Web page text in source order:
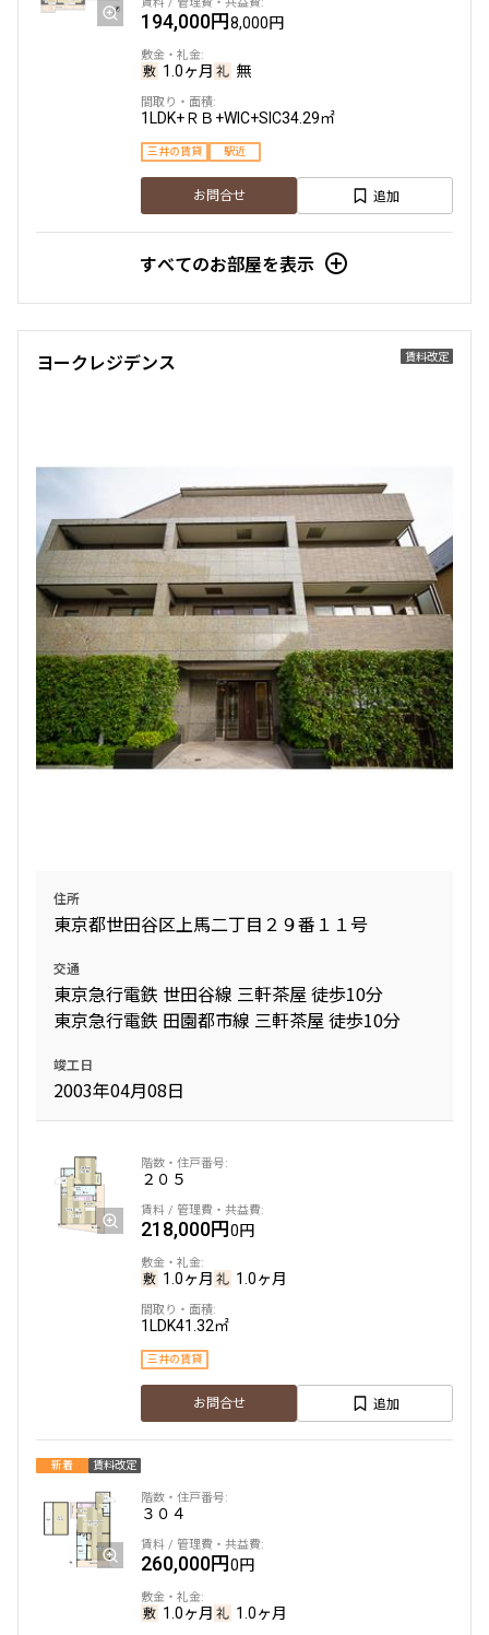
194,000円8,000円
1.0ヶ月 無
1LDK+ＲＢ+WIC+SIC34.29㎡
三井の賃貸 駅近
お問合せ 追加
すべてのお部屋を表示
賃料改定
ヨークレジデンス
住所
東京都世田谷区上馬二丁目２９番１１号
交通
東京急行電鉄 世田谷線 三軒茶屋 徒歩10分
東京急行電鉄 田園都市線 三軒茶屋 徒歩10分
竣工日
2003年04月08日
２０５
218,000円0円
1.0ヶ月 1.0ヶ月
1LDK41.32㎡
三井の賃貸
お問合せ 追加
新着 賃料改定
３０４
260,000円0円
1.0ヶ月 1.0ヶ月